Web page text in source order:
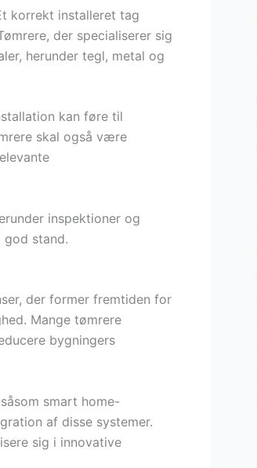
korrekt installeret tag
der specialiserer sig
herunder tegl, metal og
kan føre til
skal også være
inspektioner og
stand.
der former fremtiden for
Mange tømrere
bygningers
smart home-
af disse systemer.
sig i innovative